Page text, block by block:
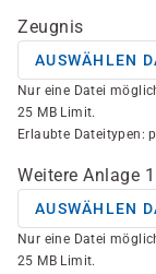
Zeugnis
AUSWÄHLEN
Nur eine Datei
25 MB Limit.
Erlaubte Dateitypen:
Weitere Anlage 1
AUSWÄHLEN
Nur eine Datei
25 MB Limit.